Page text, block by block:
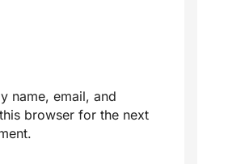
name, email, and
browser for the next